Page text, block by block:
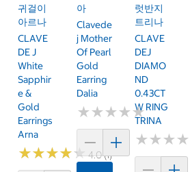
귀걸이
아르나
CLAVE
DE J
White
Sapphir
E &
Gold
Earrings
Arna
★★★★★
★★★★★4.0 (1)
아
Clavede
J Mother
Of Pearl
Gold
Earring
Dalia
★★★★★
★★★★★
럿반지
트리나
CLAVE
DEJ
DIAMO
ND
0.43CT
W RING
TRINA
★★★★
★★★★